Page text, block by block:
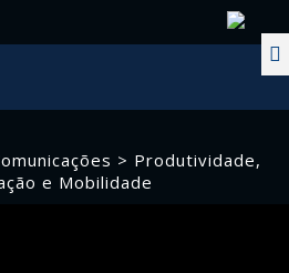
> Produtividade,
e Mobilidade